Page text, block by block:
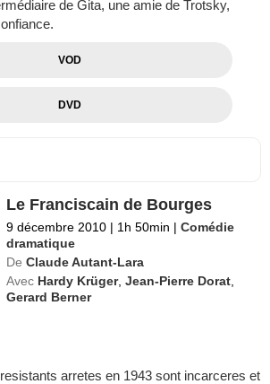
de Gita, une amie de Trotsky,
VOD
DVD
Le Franciscain de Bourges
9 décembre 2010 | 1h 50min | Comédie
dramatique
De Claude Autant-Lara
Avec Hardy Krüger,Jean-Pierre Dorat
Gerard Berner
arretes en 1943 sont incarceres et